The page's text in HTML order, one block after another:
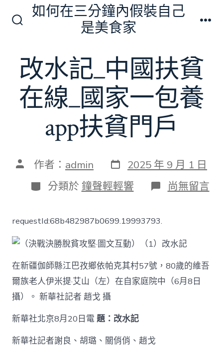
換
開
關
如何在三分鐘內假裝自己
是美食家
改水記_中國扶貧
在線_國家一包養
app扶貧門戶
文 作者： admin 發
表
日
期
2025 年 9 月 1 日
分
類
分類於 鐘聲輕輕響 在
〈改
中
國
貧
在
線
尚無留言
requestId:68b482987b0699.19993793.
在新疆伽師縣江巴孜鄉依帕克其村57號，80歲的維吾
爾族老人伊米提·艾山（左）在自家庭院中（6月8日
攝）。 新華社記者 趙戈 攝
新華社北京8月20日電題：改水記
新華社記者謝良、胡璐、關俏俏、趙戈